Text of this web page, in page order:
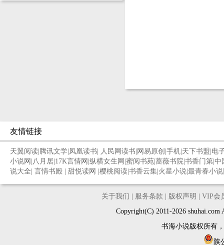
友情链接
天翼阅读 腾讯文学 凤凰读书 人民网读书 网易原创 手机 天下书盟 电
小说网 八月居 17K言情网 纵横女生网 蜜阅书苑 蔷薇书院 书香门第 中
说大全 言情书殿 甜悦读网 樱桃阅读 书香云集 火星小说 最青春小
关于我们 服务条款 版权声明
VIP会
Copyright(C) 2011-2026
书海小说版权所有
陕